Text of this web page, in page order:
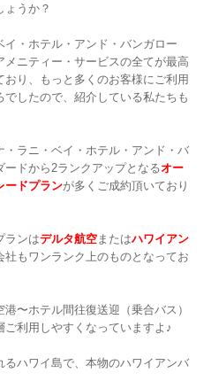
ょうか？
・ホテル・アンド・バンガロー
ニティー・サービスの全てが最高
り、もっと多くのお客様にご利用
したので、紹介している私たちも
ラニ・ベイ・ホテル・アンド・バ
ドから2ランクアップとなるオー
ードプランが多くご成約頂いており
ランはデルタ航空 またはハワイアン
社もワンランク上のものとなってお
〜ホテル間往復送迎（乗合バス）
利用しやすくなっていますよ♪
ハワイ島で、本物のハワイアンバ